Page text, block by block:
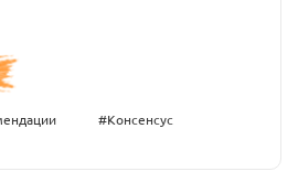
#Консенсус